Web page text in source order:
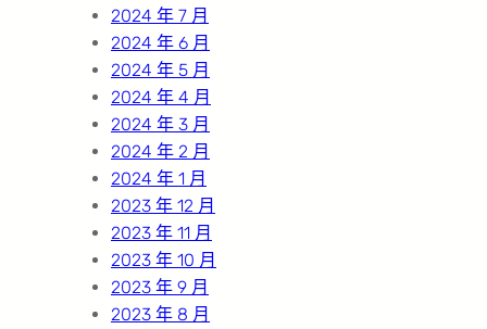
2024 年 7 月
2024 年 6 月
2024 年 5 月
2024 年 4 月
2024 年 3 月
2024 年 2 月
2024 年 1 月
2023 年 12 月
2023 年 11 月
2023 年 10 月
2023 年 9 月
2023 年 8 月